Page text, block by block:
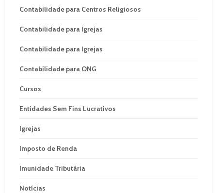
Contabilidade para Centros Religiosos
Contabilidade para Igrejas
Contabilidade para Igrejas
Contabilidade para ONG
Cursos
Entidades Sem Fins Lucrativos
Igrejas
Imposto de Renda
Imunidade Tributária
Notícias